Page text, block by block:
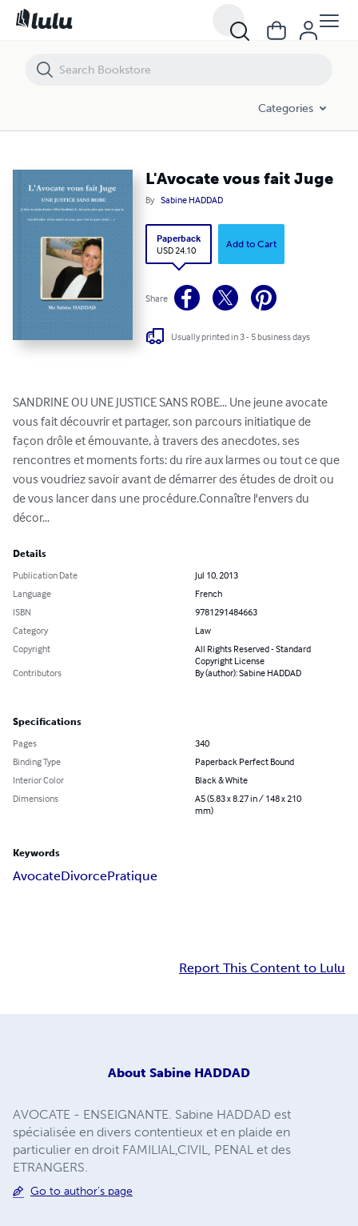
Categories
L'Avocate vous fait Juge
By Sabine HADDAD
Paperback
USD 24.10
Add to Cart
Share
Usually printed in 3 - 5 business days
SANDRINE OU UNE JUSTICE SANS ROBE... Une jeune avocate
vous fait découvrir et partager, son parcours initiatique de
façon drôle et émouvante, à travers des anecdotes, ses
rencontres et moments forts: du rire aux larmes ou tout ce que
vous voudriez savoir avant de démarrer des études de droit ou
de vous lancer dans une procédure.Connaître l'envers du
décor...
Details
Publication Date
Jul 10, 2013
Language
French
ISBN
9781291484663
Category
Law
Copyright
All Rights Reserved - Standard
Copyright License
Contributors
By (author): Sabine HADDAD
Specifications
Pages
340
Binding Type
Paperback Perfect Bound
Interior Color
Black & White
Dimensions
A5 (5.83 x 8.27 in / 148 x 210
mm)
Keywords
AvocateDivorcePratique
Report This Content to Lulu
About Sabine HADDAD
AVOCATE - ENSEIGNANTE. Sabine HADDAD est
spécialisée en divers contentieux et en plaide en
particulier en droit FAMILIAL,CIVIL, PENAL et des
ETRANGERS.
Go to author's page
L'Avocate vous fait Juge